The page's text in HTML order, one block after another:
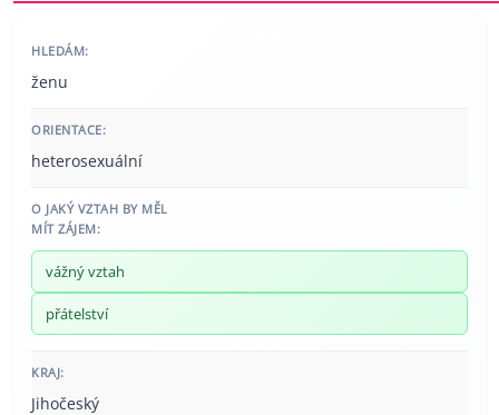
HLEDÁM:
ženu
ORIENTACE:
heterosexuální
O JAKÝ VZTAH BY MĚL
MÍT ZÁJEM:
vážný vztah
přátelství
KRAJ:
Jihočeský